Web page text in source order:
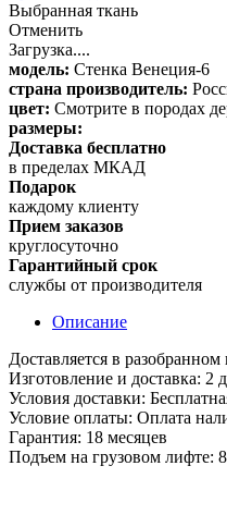
Выбранная ткань
Отменить
Загрузка....
модель: Стенка Венеция-6
страна производитель:
цвет: Смотрите в породах
размеры:
Доставка бесплатно
в пределах МКАД
Подарок
каждому клиенту
Прием заказов
круглосуточно
Гарантийный срок
службы от производителя
Описание
Доставляется в разобранном
Изготовление и доставка: 2
Условия доставки:
Условие оплаты: Оплата
Гарантия: 18 месяцев
Подъем на грузовом лифте: